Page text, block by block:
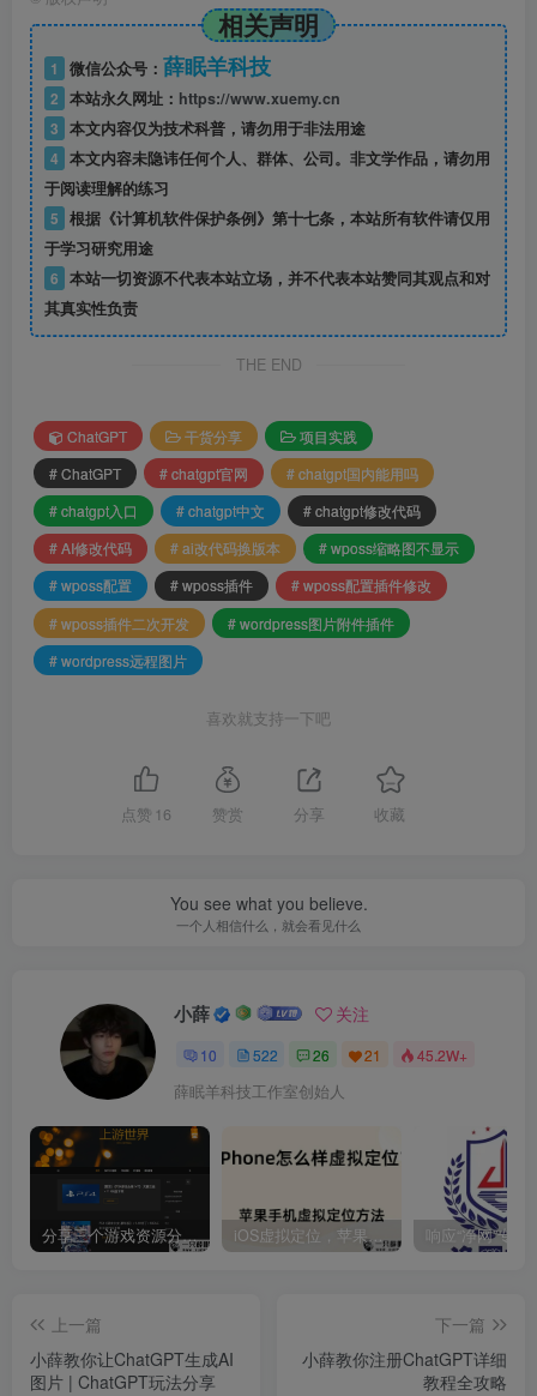
相关声明
1 微信公众号： 薛眠羊科技
2 本站永久网址： https://www.xuemy.cn
3 本文内容仅为技术科普，请勿用于非法用途
4 本文内容未隐讳任何个人、群体、公司。非文学作品，请勿用
于阅读理解的练习
5 根据《计算机软件保护条例》第十七条，本站所有软件请仅用
于学习研究用途
6 本站一切资源不代表本站立场，并不代表本站赞同其观点和对
其真实性负责
THE END
ChatGPT 干货分享
项目实践
# ChatGPT
# chatgpt官网
# chatgpt国内能用吗
# chatgpt入口
# chatgpt中文
# chatgpt修改代码
# AI修改代码
# ai改代码换版本
# wposs缩略图不显示
# wposs配置
# wposs插件
# wposs配置插件修改
# wposs插件二次开发
# wordpress图片附件插件
# wordpress远程图片
喜欢就支持一下吧
点赞 16 赞赏 分享 收藏
You see what you believe.
一个人相信什么，就会看见什么
小薛 关注
10 522 26 21 45.2W+
薛眠羊科技工作室创始人
分享三个游戏资源分享的网站，包含Switch游戏、PS4游戏、Steam的单机游戏 iOS虚拟定位，苹果手机如何进行虚拟定位？附四种方法教程
上一篇
小薛教你让ChatGPT生成AI
图片 | ChatGPT玩法分享
下一篇
小薛教你注册ChatGPT详细
教程全攻略